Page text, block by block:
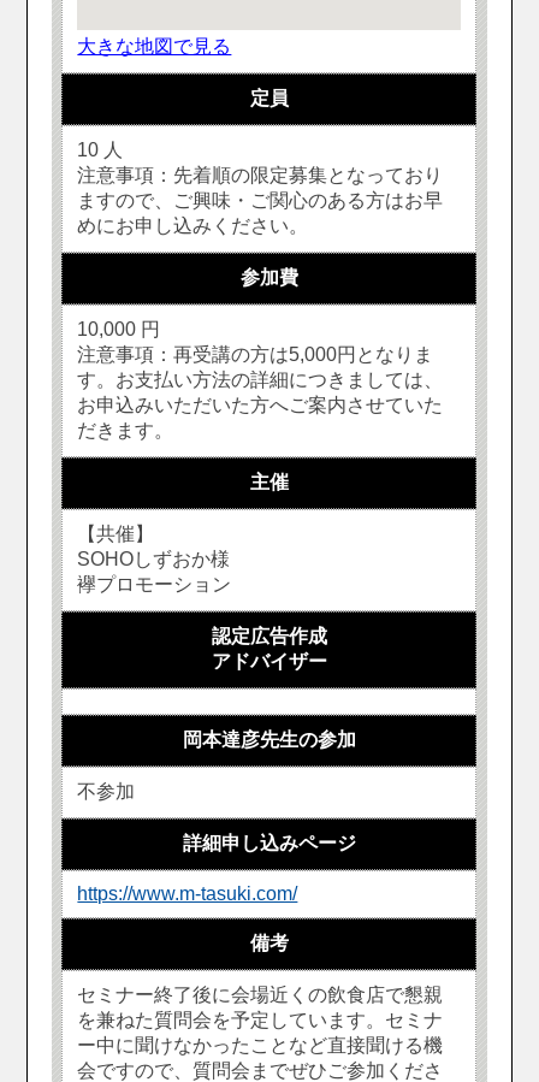
大きな地図で見る
定員
10 人
注意事項：先着順の限定募集となっており
ますので、ご興味・ご関心のある方はお早
めにお申し込みください。
参加費
10,000 円
注意事項：再受講の方は5,000円となりま
す。お支払い方法の詳細につきましては、
お申込みいただいた方へご案内させていた
だきます。
主催
【共催】
SOHOしずおか様
襷プロモーション
認定広告作成
アドバイザー
岡本達彦先生の参加
不参加
詳細申し込みページ
https://www.m-tasuki.com/
備考
セミナー終了後に会場近くの飲食店で懇親
を兼ねた質問会を予定しています。セミナ
ー中に聞けなかったことなど直接聞ける機
会ですので、質問会までぜひご参加くださ